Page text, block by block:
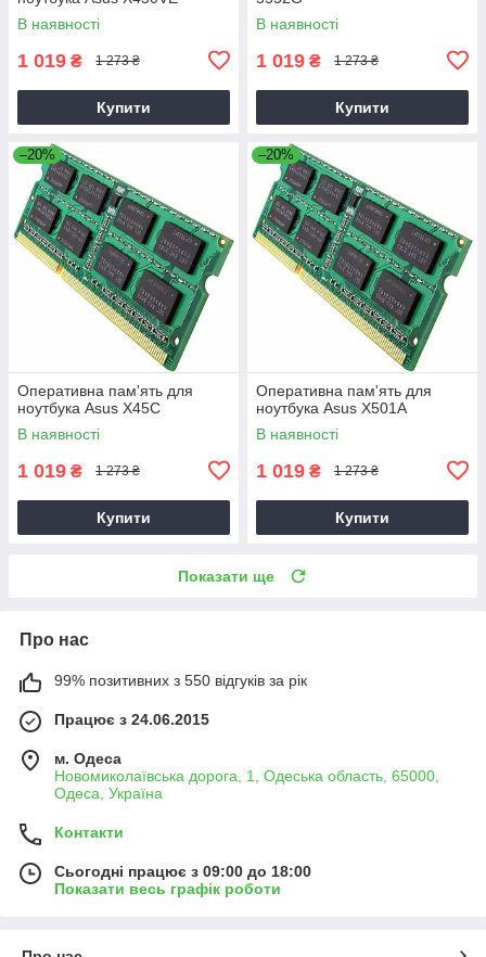
В наявності
1 019 ₴ 1 273 ₴
Купити
В наявності
1 019 ₴ 1 273 ₴
Купити
–20%
Оперативна пам'ять для
ноутбука Asus X45C
В наявності
1 019 ₴ 1 273 ₴
Купити
–20%
Оперативна пам'ять для
ноутбука Asus X501A
В наявності
1 019 ₴ 1 273 ₴
Купити
Показати ще
Про нас
99% позитивних з 550 відгуків за рік
Працює з 24.06.2015
м. Одеса
Новомиколаївська дорога, 1, Одеська область, 65000,
Одеса, Україна
Контакти
Сьогодні працює з 09:00 до 18:00
Показати весь графік роботи